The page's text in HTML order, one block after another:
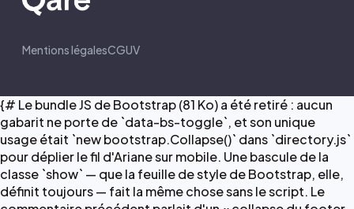
Mentions légalesCGUV
{# Le bundle JS de Bootstrap (81 Ko) a été retiré : aucun
gabarit ne porte de `data-bs-toggle`, et son unique
usage était `new bootstrap.Collapse()` dans `directory.js`
pour déplier le fil d'Ariane sur mobile. Une bascule de la
classe `show` — que la feuille de style de Bootstrap, elle,
définit toujours — fait la même chose sans le script. Le